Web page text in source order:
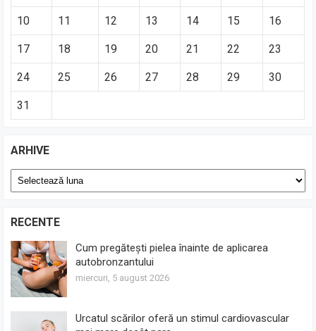
10 11 12 13 14 15 16
17 18 19 20 21 22 23
24 25 26 27 28 29 30
31
ARHIVE
Arhive
RECENTE
Cum pregătești pielea înainte de aplicarea
autobronzantului
miercuri, 5 august 2026
Urcatul scărilor oferă un stimul cardiovascular